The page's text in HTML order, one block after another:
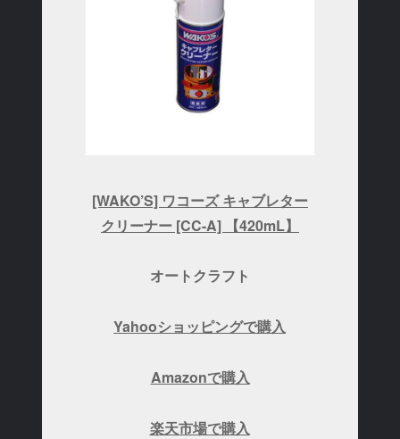
[WAKO’S] ワコーズ キャブレター
クリーナー [CC-A] 【420mL】
オートクラフト
Yahooショッピングで購入
Amazonで購入
楽天市場で購入